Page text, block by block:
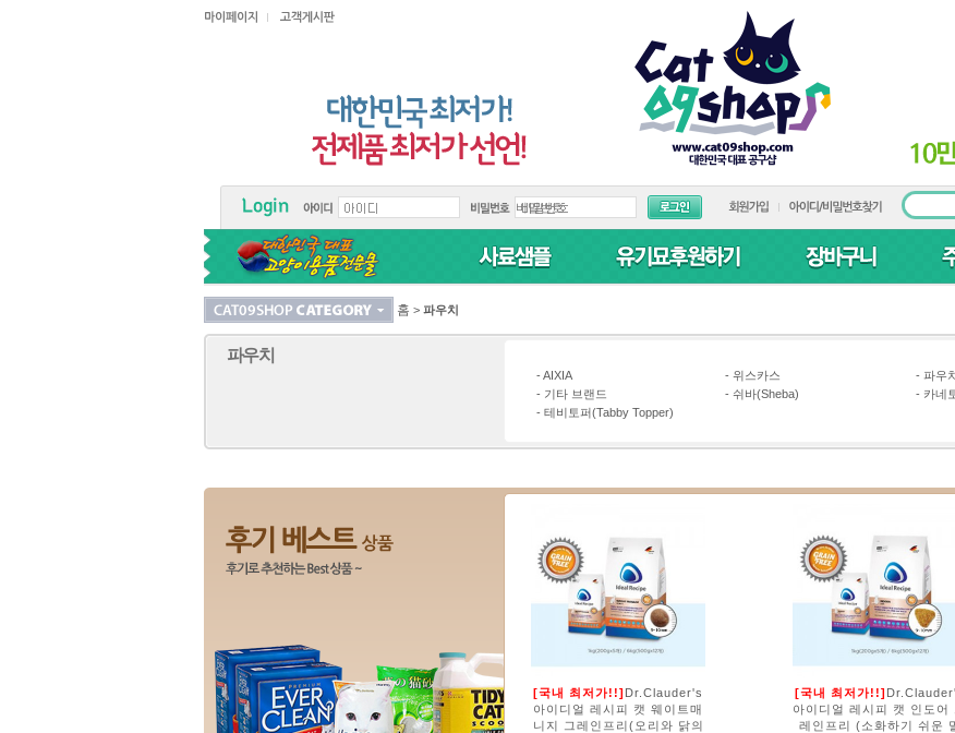
홈 > 파우치
파우치
-AIXIA - 위스카스 - 파우
- 기타 브랜드 - 쉬바(Sheba) - 카네
- 테비토퍼(Tabby Topper)
[국내 최저가!!] Dr.Clauder's
아이디얼 레시피 캣 웨이트매
니지 그레인프리(오리와 닭의
[국내 최저가!!]
아이디얼 레시피 캣 인도어
레인프리 (소화하기 쉬운